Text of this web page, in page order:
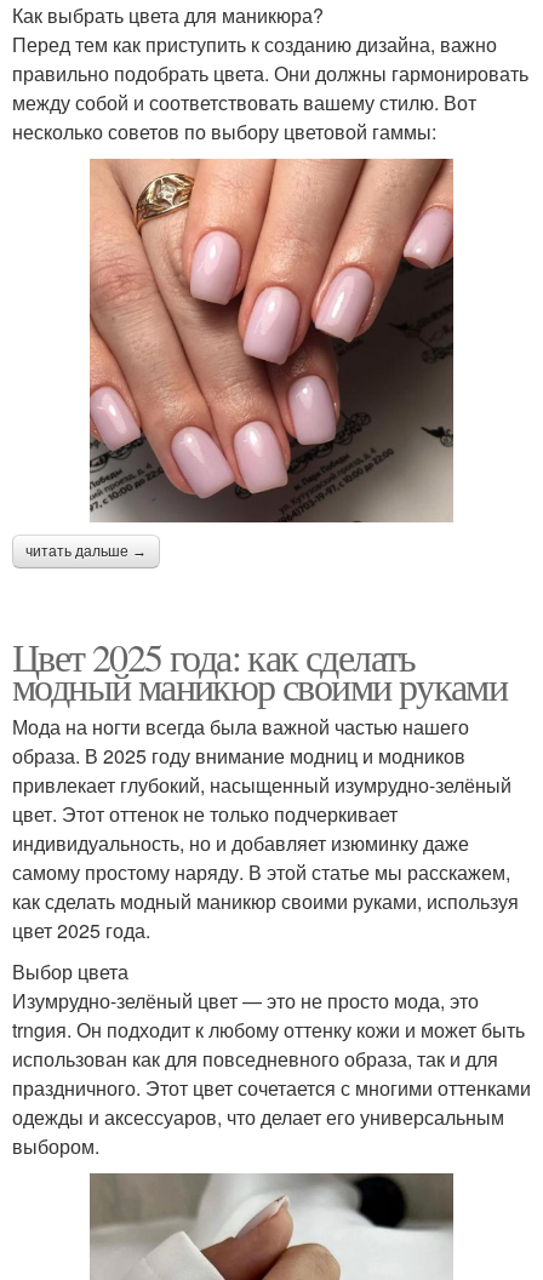
Как выбрать цвета для маникюра?
Перед тем как приступить к созданию дизайна, важно
правильно подобрать цвета. Они должны гармонировать
между собой и соответствовать вашему стилю. Вот
несколько советов по выбору цветовой гаммы:
читать дальше →
Цвет 2025 года: как сделать
модный маникюр своими руками
Мода на ногти всегда была важной частью нашего
образа. В 2025 году внимание модниц и модников
привлекает глубокий, насыщенный изумрудно-зелёный
цвет. Этот оттенок не только подчеркивает
индивидуальность, но и добавляет изюминку даже
самому простому наряду. В этой статье мы расскажем,
как сделать модный маникюр своими руками, используя
цвет 2025 года.
Выбор цвета
Изумрудно-зелёный цвет — это не просто мода, это
trngия. Он подходит к любому оттенку кожи и может быть
использован как для повседневного образа, так и для
праздничного. Этот цвет сочетается с многими оттенками
одежды и аксессуаров, что делает его универсальным
выбором.